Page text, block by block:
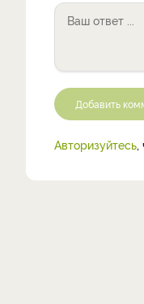
Добавить
Авторизуйтесь,